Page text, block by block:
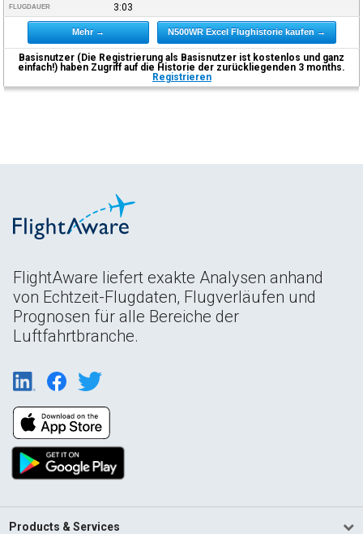
FLUGDAUER 3:03
Mehr → N500WR Excel Flughistorie kaufen →
Basisnutzer (Die Registrierung als Basisnutzer ist kostenlos und ganz
einfach!) haben Zugriff auf die Historie der zurückliegenden 3 months.
Registrieren
FlightAware liefert exakte Analysen anhand
von Echtzeit-Flugdaten, Flugverläufen und
Prognosen für alle Bereiche der
Luftfahrtbranche.
Products & Services